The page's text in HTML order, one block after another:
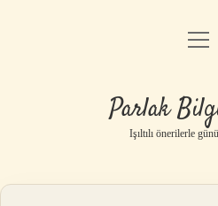
Anasayfa
Yasal
Parlak
Işıltılı önerilerle